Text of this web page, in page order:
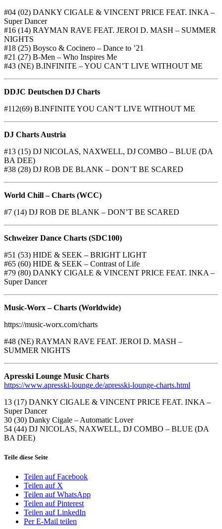
#04 (02) DANKY CIGALE & VINCENT PRICE FEAT. INKA –
Super Dancer
#16 (14) RAYMAN RAVE FEAT. JEROI D. MASH – SUMMER
NIGHTS
#18 (25) Boysco & Cocinero – Dance to ’21
#21 (27) B-Men – Who Inspires Me
#43 (NE) B.INFINITE – YOU CAN’T LIVE WITHOUT ME
DDJC Deutschen DJ Charts
#112(69) B.INFINITE YOU CAN’T LIVE WITHOUT ME
DJ Charts Austria
#13 (15) DJ NICOLAS, NAXWELL, DJ COMBO – BLUE (DA
BA DEE)
#38 (28) DJ ROB DE BLANK – DON’T BE SCARED
World Chill – Charts (WCC)
#7 (14) DJ ROB DE BLANK – DON’T BE SCARED
Schweizer Dance Charts (SDC100)
#51 (53) HIDE & SEEK – BRIGHT LIGHT
#65 (60) HIDE & SEEK – Contrast of Life
#79 (80) DANKY CIGALE & VINCENT PRICE FEAT. INKA –
Super Dancer
Music-Worx – Charts (Worldwide)
https://music-worx.com/charts
#48 (NE) RAYMAN RAVE FEAT. JEROI D. MASH –
SUMMER NIGHTS
Apresski Lounge Music Charts
https://www.apresski-lounge.de/apresski-lounge-charts.html
13 (17) DANKY CIGALE & VINCENT PRICE FEAT. INKA –
Super Dancer
30 (30) Danky Cigale – Automatic Lover
54 (44) DJ NICOLAS, NAXWELL, DJ COMBO – BLUE (DA
BA DEE)
Teile diese Seite
Teilen auf Facebook
Teilen auf X
Teilen auf WhatsApp
Teilen auf Pinterest
Teilen auf LinkedIn
Per E-Mail teilen